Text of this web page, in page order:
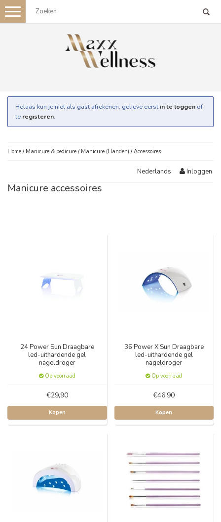
Toggle
navigation
Helaas kun je niet als gast afrekenen, gelieve eerst in te loggen of
te registeren.
Home / Manicure & pedicure / Manicure (Handen) /Accessoires
Nederlands Inloggen
Manicure accessoires
24 Power Sun Draagbare
led-uithardende gel
nageldroger
Op voorraad
€29,90
Kopen
36 Power X Sun Draagbare
led-uithardende gel
nageldroger
Op voorraad
€46,90
Kopen